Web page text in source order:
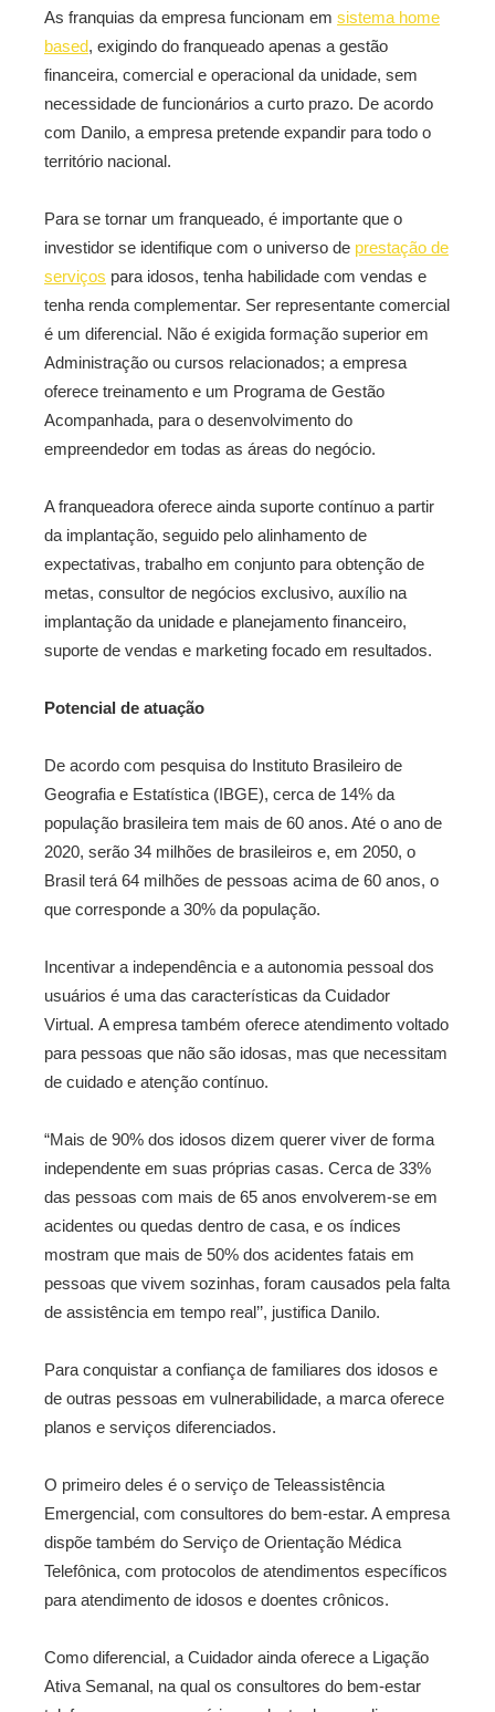
As franquias da empresa funcionam em sistema home
based, exigindo do franqueado apenas a gestão
financeira, comercial e operacional da unidade, sem
necessidade de funcionários a curto prazo. De acordo
com Danilo, a empresa pretende expandir para todo o
território nacional.
Para se tornar um franqueado, é importante que o
investidor se identifique com o universo de prestação de
serviços para idosos, tenha habilidade com vendas e
tenha renda complementar. Ser representante comercial
é um diferencial. Não é exigida formação superior em
Administração ou cursos relacionados; a empresa
oferece treinamento e um Programa de Gestão
Acompanhada, para o desenvolvimento do
empreendedor em todas as áreas do negócio.
A franqueadora oferece ainda suporte contínuo a partir
da implantação, seguido pelo alinhamento de
expectativas, trabalho em conjunto para obtenção de
metas, consultor de negócios exclusivo, auxílio na
implantação da unidade e planejamento financeiro,
suporte de vendas e marketing focado em resultados.
Potencial de atuação
De acordo com pesquisa do Instituto Brasileiro de
Geografia e Estatística (IBGE), cerca de 14% da
população brasileira tem mais de 60 anos. Até o ano de
2020, serão 34 milhões de brasileiros e, em 2050, o
Brasil terá 64 milhões de pessoas acima de 60 anos, o
que corresponde a 30% da população.
Incentivar a independência e a autonomia pessoal dos
usuários é uma das características da Cuidador
Virtual. A empresa também oferece atendimento voltado
para pessoas que não são idosas, mas que necessitam
de cuidado e atenção contínuo.
“Mais de 90% dos idosos dizem querer viver de forma
independente em suas próprias casas. Cerca de 33%
das pessoas com mais de 65 anos envolverem-se em
acidentes ou quedas dentro de casa, e os índices
mostram que mais de 50% dos acidentes fatais em
pessoas que vivem sozinhas, foram causados pela falta
de assistência em tempo real’’, justifica Danilo.
Para conquistar a confiança de familiares dos idosos e
de outras pessoas em vulnerabilidade, a marca oferece
planos e serviços diferenciados.
O primeiro deles é o serviço de Teleassistência
Emergencial, com consultores do bem-estar. A empresa
dispõe também do Serviço de Orientação Médica
Telefônica, com protocolos de atendimentos específicos
para atendimento de idosos e doentes crônicos.
Como diferencial, a Cuidador ainda oferece a Ligação
Ativa Semanal, na qual os consultores do bem-estar